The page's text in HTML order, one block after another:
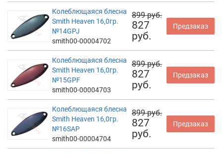
Колеблющаяся блесна
Smith Heaven 16,0гр.
№14GPJ
smith00-00004702
899 руб.
827
руб.
Предзаказ
Колеблющаяся блесна
Smith Heaven 16,0гр.
№15GPF
smith00-00004703
899 руб.
827
руб.
Предзаказ
Колеблющаяся блесна
Smith Heaven 16,0гр.
№16SAP
smith00-00004704
899 руб.
827
руб.
Предзаказ